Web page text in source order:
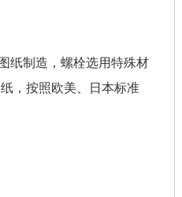
纸制造，螺栓选用特殊材
，按照欧美、日本标准